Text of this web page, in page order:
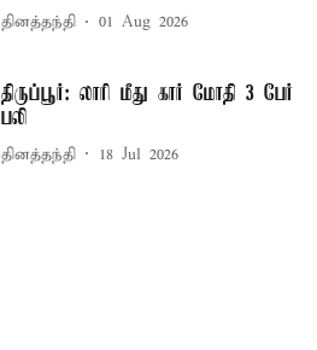
தினத்தந்தி 01 Aug 2026
திருப்பூர்: லாரி மீது கார் மோதி 3 பேர்
பலி
தினத்தந்தி 18 Jul 2026